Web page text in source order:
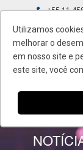
Utilizamos
melhorar o
em nosso site e
este site, você
+55 11
BLOG